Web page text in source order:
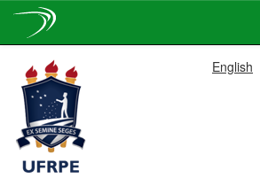
navigation
English